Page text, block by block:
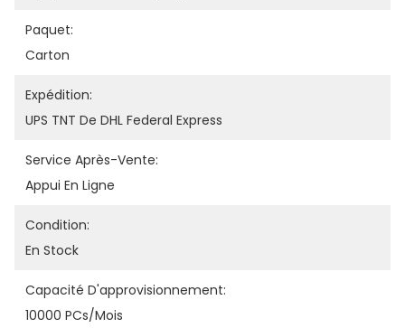
Paquet:
Carton
Expédition:
UPS TNT De DHL Federal Express
Service Après-Vente:
Appui En Ligne
Condition:
En Stock
Capacité D'approvisionnement:
10000 PCs/mois